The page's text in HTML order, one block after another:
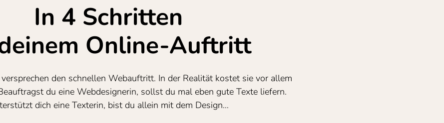
In 4 Schritten
Online-Auftritt
den schnellen Webauftritt. In der Realität kostet sie vor allem
du eine Webdesignerin, sollst du mal eben gute Texte liefern.
dich eine Texterin, bist du allein mit dem Design…